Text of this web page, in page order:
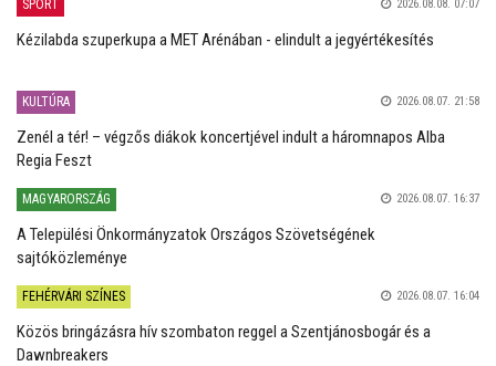
SPORT 2026.08.08. 07:07
Kézilabda szuperkupa a MET Arénában - elindult a jegyértékesítés
KULTÚRA 2026.08.07. 21:58
Zenél a tér! – végzős diákok koncertjével indult a háromnapos Alba
Regia Feszt
MAGYARORSZÁG 2026.08.07. 16:37
A Települési Önkormányzatok Országos Szövetségének
sajtóközleménye
FEHÉRVÁRI SZÍNES 2026.08.07. 16:04
Közös bringázásra hív szombaton reggel a Szentjánosbogár és a
Dawnbreakers